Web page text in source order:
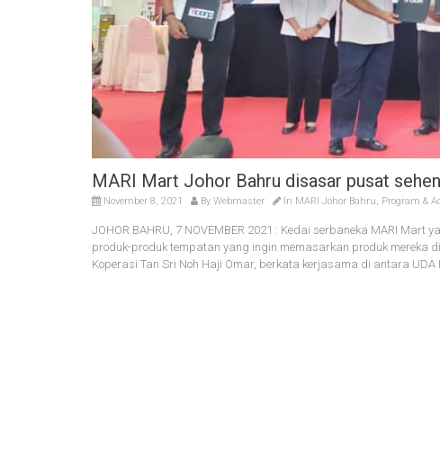
MARI Mart Johor Bahru disasar pusat
November 8, 2021 By Webmaster In MARI Johor Bahru, Program &
JOHOR BAHRU, 7 NOVEMBER 2021 : Kedai serbaneka MARI
produk-produk tempatan yang ingin memasarkan produk mereka
Koperasi Tan Sri Noh Haji Omar, berkata kerjasama di antara UDA